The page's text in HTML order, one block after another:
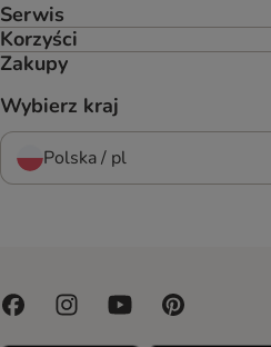
Serwis
Korzyści
Zakupy
Wybierz kraj
Polska / pl